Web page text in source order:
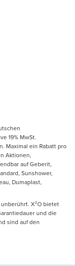
19% MwSt.
Maximal ein Rabatt pro
Aktionen,
auf Geberit,
Sunshower,
Dumaplast,
X²O bietet
und die
sind auf den